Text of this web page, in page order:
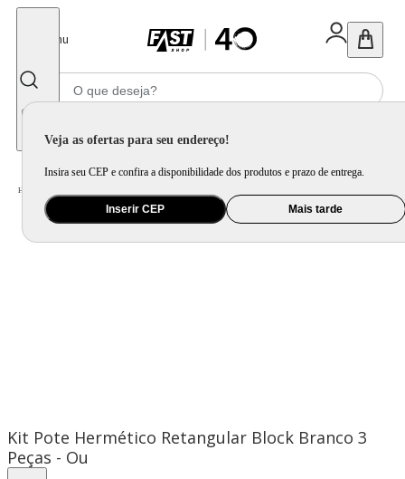
Menu
Veja as ofertas para seu endereço!
Insira seu CEP e confira a disponibilidade dos produtos e prazo de entrega.
Inserir CEP Mais tarde
Home
Kit Pote Hermético Retangular Block Branco 3
Peças - Ou